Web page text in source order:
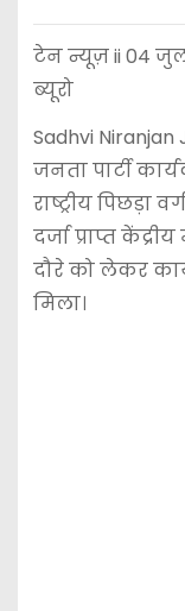
टेन न्यूज़ ii 04
ब्यूरो
Sadhvi
जनता पार्टी
राष्ट्रीय पिछड़ा
दर्जा प्राप्त
दौरे को लेकर
मिला।